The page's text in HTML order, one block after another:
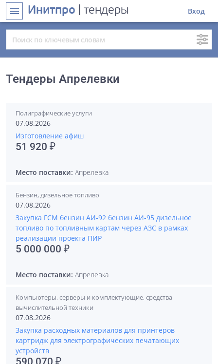
menu Инитпро | тендеры Вход
Тендеры Апрелевки
Полиграфические услуги
07.08.2026
Изготовление афиш
51 920 ₽
Место поставки: Апрелевка
Бензин, дизельное топливо
07.08.2026
Закупка ГСМ бензин АИ-92 бензин АИ-95 дизельное
топливо по топливным картам через АЗС в рамках
реализации проекта ПИР
5 000 000 ₽
Место поставки: Апрелевка
Компьютеры, серверы и комплектующие, средства
вычислительной техники
07.08.2026
Закупка расходных материалов для принтеров
картридж для электрографических печатающих
устройств
590 070 ₽